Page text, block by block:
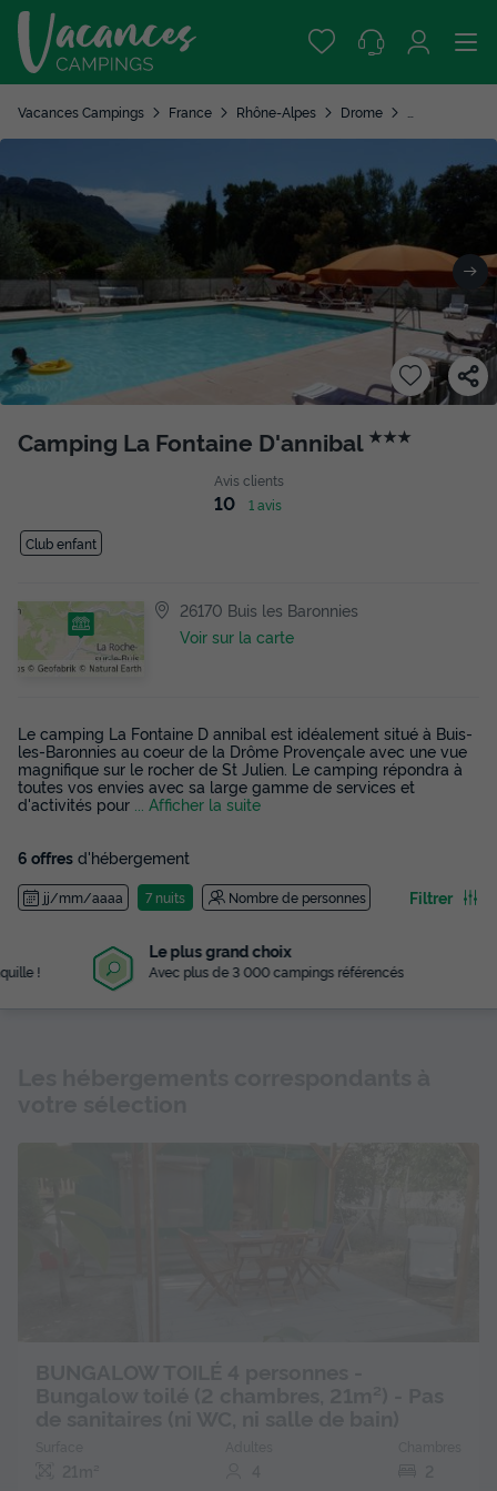
Vacances Campings France Rhône-Alpes Drome
Camping La Fontaine D'annibal ★★★
Avis clients
10 1 avis
Club enfant
26170 Buis les Baronnies
Voir sur la carte
Le camping La Fontaine D annibal est idéalement situé à Buis-
les-Baronnies au coeur de la Drôme Provençale avec une vue
magnifique sur le rocher de St Julien. Le camping répondra à
toutes vos envies avec sa large gamme de services et
d'activités pour
... Afficher la suite
6 offres d'hébergement
jj/mm/aaaa 7 nuits Nombre de personnes Filtrer
Le plus grand choix
Avec plus de 3 000 campings référencés